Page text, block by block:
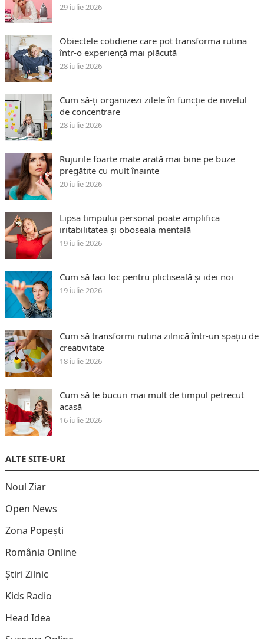
29 iulie 2026
Obiectele cotidiene care pot transforma rutina
într-o experiență mai plăcută
28 iulie 2026
Cum să-ți organizezi zilele în funcție de nivelul
de concentrare
28 iulie 2026
Rujurile foarte mate arată mai bine pe buze
pregătite cu mult înainte
20 iulie 2026
Lipsa timpului personal poate amplifica
iritabilitatea și oboseala mentală
19 iulie 2026
Cum să faci loc pentru plictiseală și idei noi
19 iulie 2026
Cum să transformi rutina zilnică într-un spațiu de
creativitate
18 iulie 2026
Cum să te bucuri mai mult de timpul petrecut
acasă
16 iulie 2026
ALTE SITE-URI
Noul Ziar
Open News
Zona Popești
România Online
Știri Zilnic
Kids Radio
Head Idea